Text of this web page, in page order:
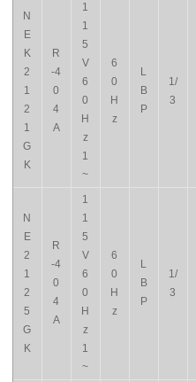
N
E
K
2
1
2
1
G
K
R
-4
0
4
A
1
1
5
V
6
0
H
z
1
~
6
0
H
z
L
B
P
1/
3
N
E
2
1
2
5
G
K
R
-4
0
4
A
1
1
5
V
6
0
H
z
1
~
6
0
H
z
L
B
P
1/
3